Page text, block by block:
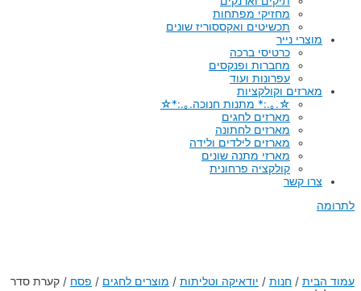
מחזיקי מפתחות
תכשיטים ואקססוריז שונים
מוצרי נייר
כרטיסי ברכה
מחברות ופנקסים
עפרונות ועוד
מארזים וקולקציות
☆.｡.:* מתנות חנוכה.｡.:*☆
מארזים לחגים
מארזים לחתונה
מארזים לילדים ולידה
מארזי מתנה שונים
קולקציה פרחונית
צרו קשר
לתרומה
עמוד הבית / חנות / יודאיקה וטליתות / מוצרים לחגים / פסח / קערת סדר